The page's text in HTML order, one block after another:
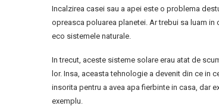
Incalzirea casei sau a apei este o problema
opreasca poluarea planetei. Ar trebui sa luam
eco sistemele naturale.
In trecut, aceste sisteme solare erau atat de
lor. Insa, aceasta tehnologie a devenit din ce in
insorita pentru a avea apa fierbinte in casa, dar
exemplu.